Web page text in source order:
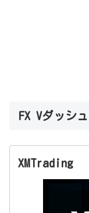
FX Vダッシ
XMTrading